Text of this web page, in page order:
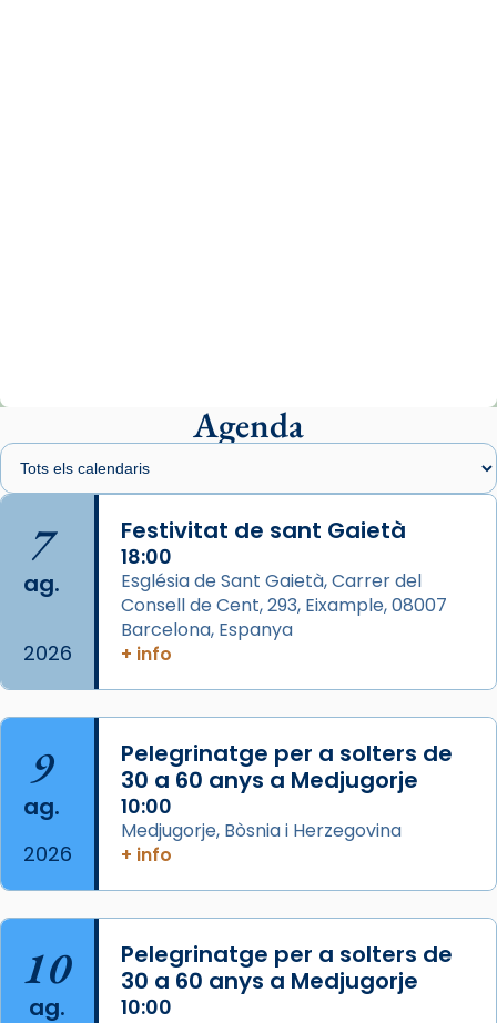
presidit aquest 27 de juliol la missa de Les
Santes de Mataró.
🔗
📸 J. Merino
Photo
View on Facebook · Share
Arquebisbat de Barcelona
2 weeks ago
missa d’acció de gràcies en agraïment al
comitè organitzador de la visita apostòlica
del Sant Pare Lleó XIV a Barcelona, i als
col·laboradors, a la Catedral de Barcelona.
Mons. David Abadías.
📸 Dr. G. Simón
Agenda
7
ag.
2026
Festivitat de sant Gaietà
18:00
Església de Sant Gaietà, Carrer del
Consell de Cent, 293, Eixample, 08007
Barcelona, Espanya
+ info
9
ag.
2026
Pelegrinatge per a solters de
30 a 60 anys a Medjugorje
10:00
Medjugorje, Bòsnia i Herzegovina
+ info
10
ag.
Pelegrinatge per a solters de
30 a 60 anys a Medjugorje
10:00